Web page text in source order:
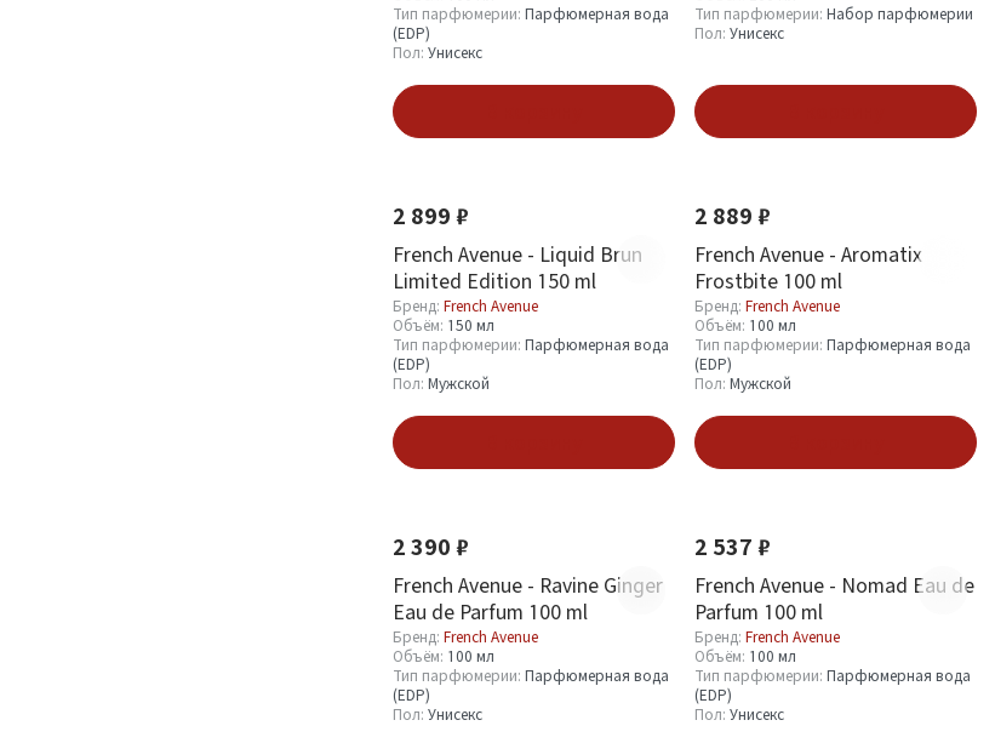
Тип парфюмерии: Парфюмерная вода
(EDP)
Пол: Унисекс
Тип парфюмерии: Набор парфюмерии
Пол: Унисекс
2 899 ₽
French Avenue - Liquid Brun
Limited Edition 150 ml
Бренд: French Avenue
Объём: 150 мл
Тип парфюмерии: Парфюмерная вода
(EDP)
Пол: Мужской
2 889 ₽
French Avenue - Aromatix
Frostbite 100 ml
Бренд: French Avenue
Объём: 100 мл
Тип парфюмерии: Парфюмерная вода
(EDP)
Пол: Мужской
2 390 ₽
French Avenue - Ravine Ginger
Eau de Parfum 100 ml
Бренд: French Avenue
Объём: 100 мл
Тип парфюмерии: Парфюмерная вода
(EDP)
Пол: Унисекс
2 537 ₽
French Avenue - Nomad Eau de
Parfum 100 ml
Бренд: French Avenue
Объём: 100 мл
Тип парфюмерии: Парфюмерная вода
(EDP)
Пол: Унисекс